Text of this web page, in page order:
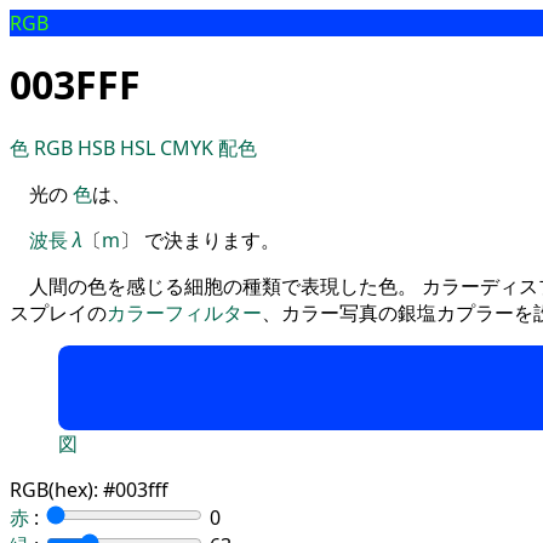
RGB
003FFF
色 RGB HSB HSL CMYK配色
光の色は、
波長λ 〔m〕 で決まります。
人間の色を感じる細胞の種類で表現した色。 カラーディ
スプレイのカラーフィルター、カラー写真の銀塩カプラー
図
RGB(hex): #003fff
赤 :
0